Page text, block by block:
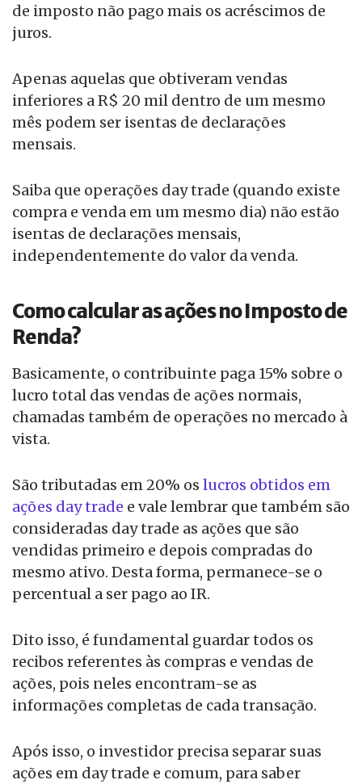
de imposto não pago mais os acréscimos de
juros.
Apenas aquelas que obtiveram vendas
inferiores a R$ 20 mil dentro de um mesmo
mês podem ser isentas de declarações
mensais.
Saiba que operações day trade (quando existe
compra e venda em um mesmo dia) não estão
isentas de declarações mensais,
independentemente do valor da venda.
Como calcular as ações no Imposto de
Renda?
Basicamente, o contribuinte paga 15% sobre o
lucro total das vendas de ações normais,
chamadas também de operações no mercado à
vista.
São tributadas em 20% os lucros obtidos em
ações day trade e vale lembrar que também são
consideradas day trade as ações que são
vendidas primeiro e depois compradas do
mesmo ativo. Desta forma, permanece-se o
percentual a ser pago ao IR.
Dito isso, é fundamental guardar todos os
recibos referentes às compras e vendas de
ações, pois neles encontram-se as
informações completas de cada transação.
Após isso, o investidor precisa separar suas
ações em day trade e comum, para saber